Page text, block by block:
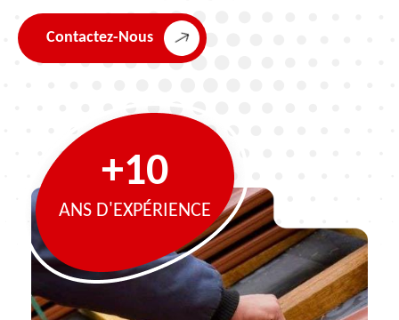
Contactez-Nous
+10
ANS D'EXPÉRIENCE